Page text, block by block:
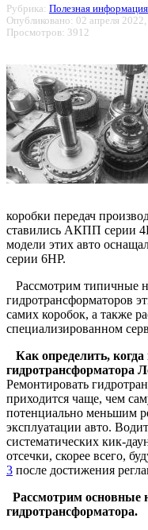
Рубрика: Полезная информация
Опубликовано: 02 апреля
Просмотров: 3912
коробки передач
ставились АКПП серии
модели этих авто
серии 6HP.
Рассмотрим типичные
гидротрансформаторов
самих коробок, а также
специализированном
Как определить,
гидротрансформатора
Ремонтировать
приходится чаще, чем
потенциально меньшим
эксплуатации авто.
систематических кик-
отсечки, скорее всего,
3 после достижения
Рассмотрим основные
гидротрансформатора.